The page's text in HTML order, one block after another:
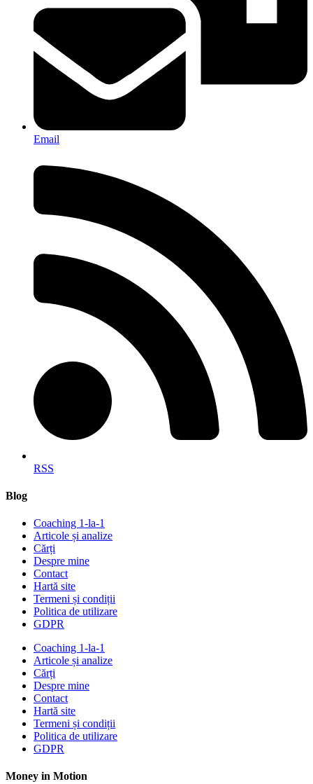
Email
RSS
Blog
Coaching 1-la-1
Articole și analize
Cărți
Despre mine
Contact
Hartă site
Termeni și condiții
Politica de utilizare
GDPR
Coaching 1-la-1
Articole și analize
Cărți
Despre mine
Contact
Hartă site
Termeni și condiții
Politica de utilizare
GDPR
Money in Motion